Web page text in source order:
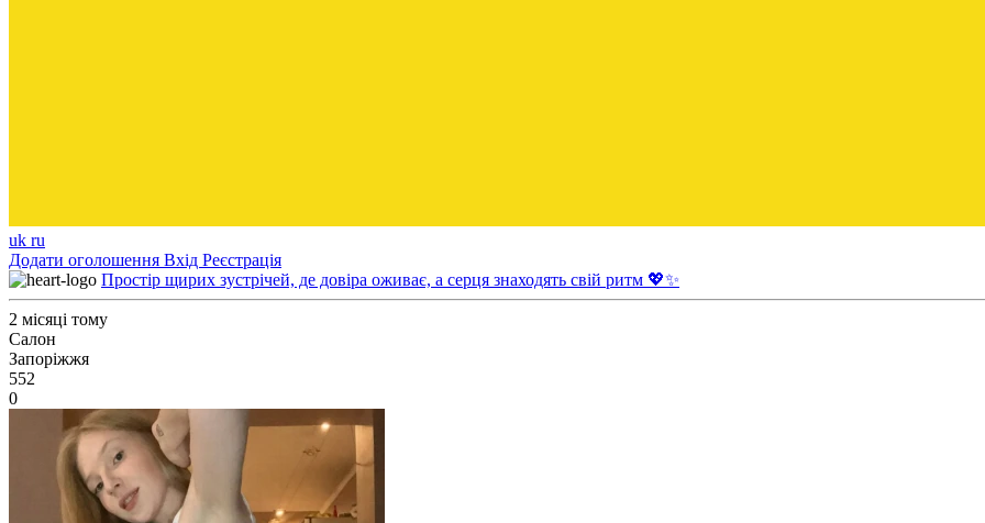
uk ru
Додати оголошення Вхід Реєстрація
Простір щирих зустрічей, де довіра оживає, а серця знаходять свій ритм 💖✨
2 місяці тому
Салон
Запоріжжя
552
0